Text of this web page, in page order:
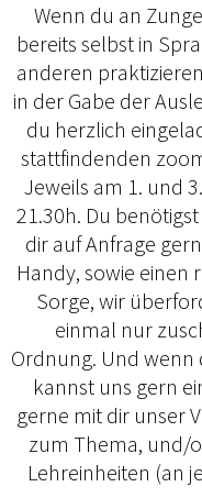
Wenn du an
bereits selbst in
anderen
in der Gabe der
du herzlich
stattfindenden
Jeweils am 1. und
21.30h. Du
dir auf Anfrage
Handy, sowie einen
Sorge, wir
einmal nur
Ordnung. Und wenn
kannst uns gern
gerne mit dir unser
zum Thema, und/
Lehreinheiten (an